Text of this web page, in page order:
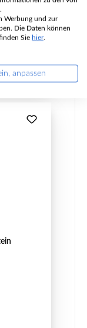
Werbung und zur
Die Daten können
Sie hier.
anpassen